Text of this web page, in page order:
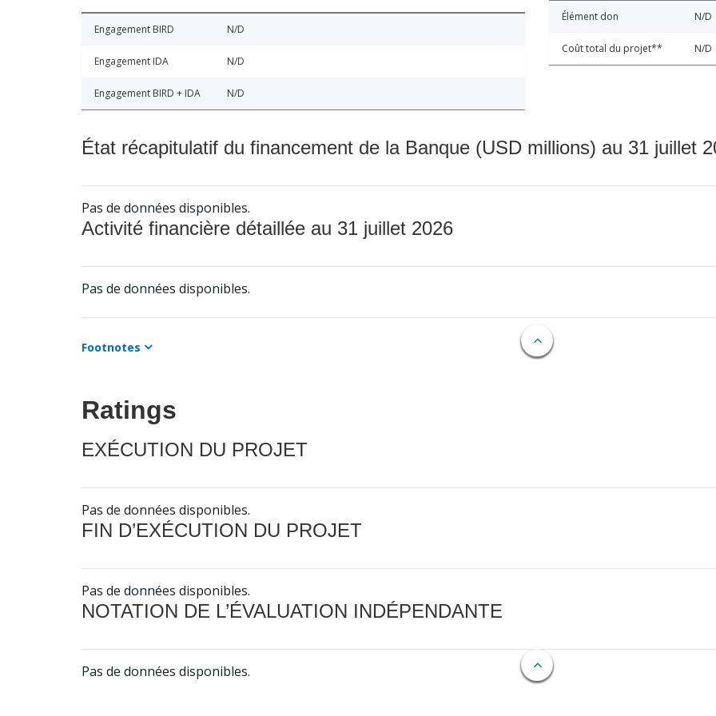
Engagement BIRD N/D
Engagement IDA N/D
Engagement BIRD + IDA N/D
Élément don N/D
Coût total du projet** N/D
État récapitulatif du financement de la Banque (USD millions) au 31 juillet
Pas de données disponibles.
Activité financière détaillée au 31 juillet 2026
Pas de données disponibles.
Footnotes
Ratings
EXÉCUTION DU PROJET
Pas de données disponibles.
FIN D’EXÉCUTION DU PROJET
Pas de données disponibles.
NOTATION DE L’ÉVALUATION INDÉPENDANTE
Pas de données disponibles.